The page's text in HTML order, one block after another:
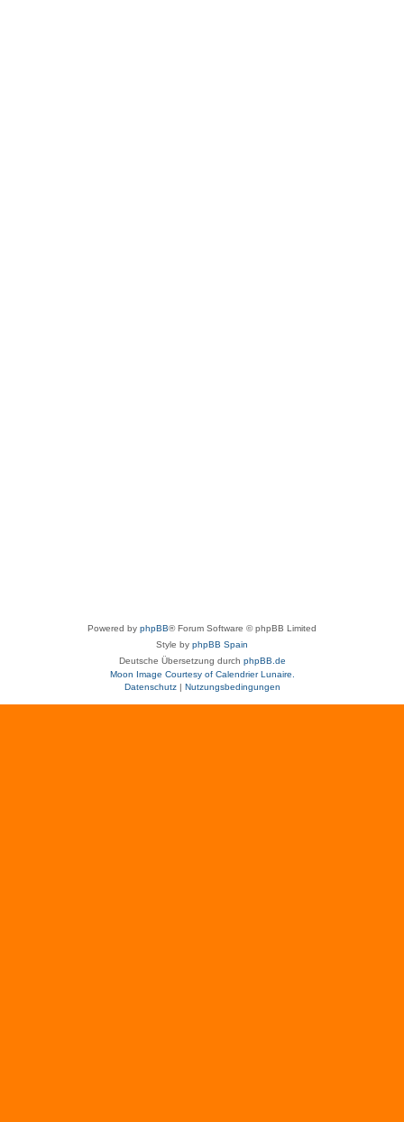
Powered by phpBB® Forum Software © phpBB Limited
Style by phpBB Spain
Deutsche Übersetzung durch phpBB.de
Moon Image Courtesy of Calendrier Lunaire.
Datenschutz| Nutzungsbedingungen